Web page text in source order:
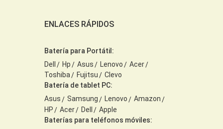
ENLACES RÁPIDOS
Batería para Portátil:
Dell
Hp Asus Lenovo
Acer
Toshiba
Fujitsu
Clevo
Batería de tablet PC:
Asus
Samsung Lenovo
Amazon
HP
Acer Dell
Apple
Baterías para teléfonos móviles: